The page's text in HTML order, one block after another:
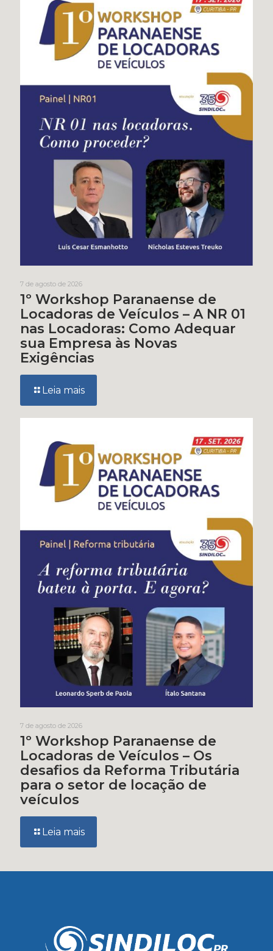
7 de agosto de 2026
1º Workshop Paranaense de
Locadoras de Veículos – A NR 01
nas Locadoras: Como Adequar
sua Empresa às Novas
Exigências
Leia mais
7 de agosto de 2026
1º Workshop Paranaense de
Locadoras de Veículos – Os
desafios da Reforma Tributária
para o setor de locação de
veículos
Leia mais